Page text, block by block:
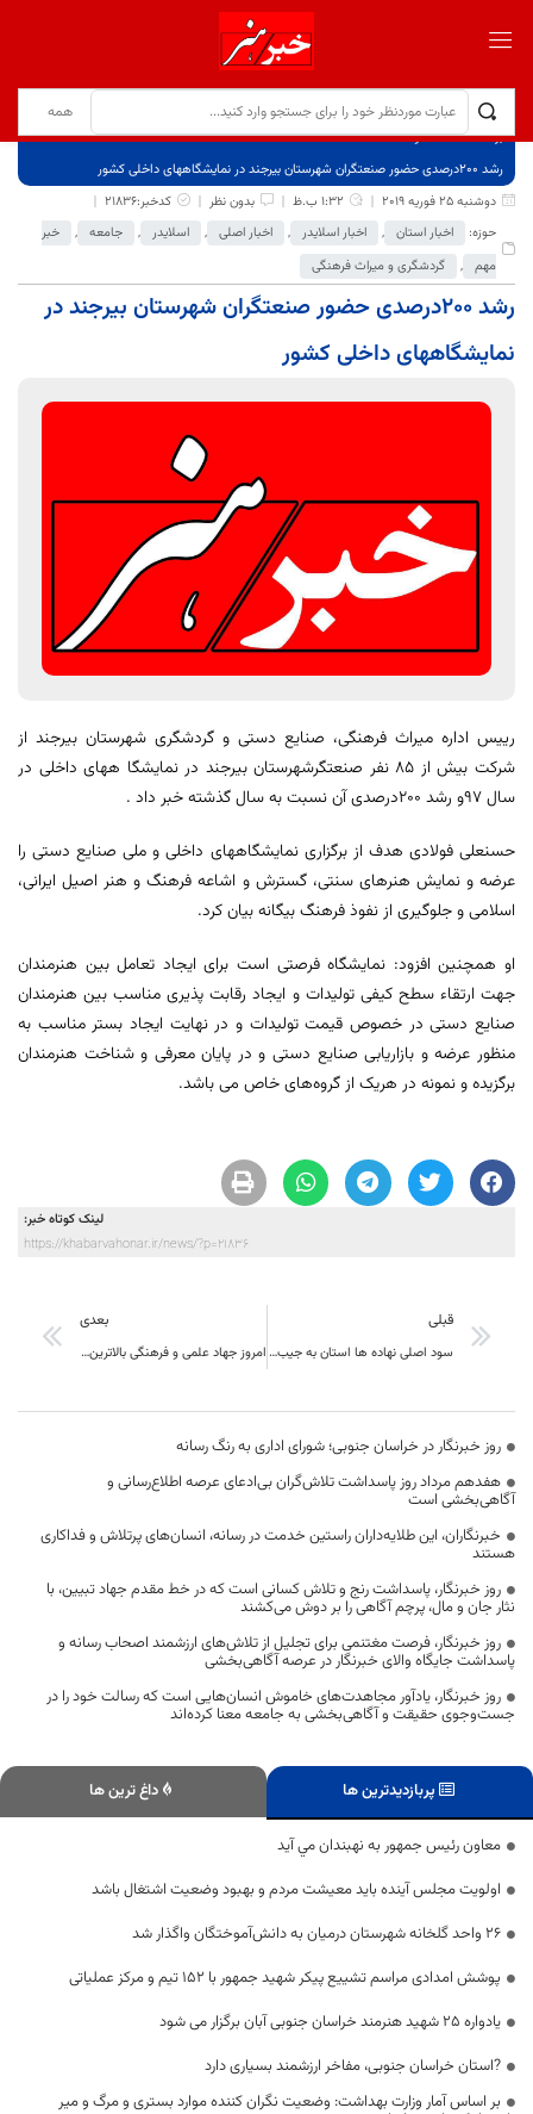
برگ نخست
نوشته‌ها
رشد 200درصدی حضور صنعتگران شهرستان بیرجند در نمایشگاههای داخلی کشور
دوشنبه 25 فوریه 2019
1:32 ب.ظ بدون نظر
کدخبر:21836
حوزه:
اخبار استان , اخبار اسلایدر , اخبار اصلی , اسلایدر , جامعه ,
خبر
مهم , گردشگری و میراث فرهنگی
رشد 200درصدی حضور صنعتگران شهرستان بیرجند در
نمایشگاههای داخلی کشور
رییس اداره میراث فرهنگی، صنایع دستی و گردشگری شهرستان بیرجند از
شرکت بیش از 85 نفر صنعتگرشهرستان بیرجند در نمایشگا ههای داخلی در
سال 97و رشد 200درصدی آن نسبت به سال گذشته خبر داد .
حسنعلی فولادی هدف از برگزاری نمایشگاههای داخلی و ملی صنایع دستی را
عرضه و نمایش هنرهای سنتی، گسترش و اشاعه فرهنگ و هنر اصیل ایرانی،
اسلامی و جلوگیری از نفوذ فرهنگ بیگانه بیان کرد.
او همچنین افزود: نمایشگاه فرصتی است برای ایجاد تعامل بین هنرمندان
جهت ارتقاء سطح کیفی تولیدات و ایجاد رقابت پذیری مناسب بین هنرمندان
صنایع دستی در خصوص قیمت تولیدات و در نهایت ایجاد بستر مناسب به
منظور عرضه و بازاریابی صنایع دستی و در پایان معرفی و شناخت هنرمندان
برگزیده و نمونه در هریک از گروه‌های خاص می باشد.
لینک کوتاه خبر:
https://khabarvahonar.ir/news/?p=21836
قبلی
سود اصلی نهاده ها استان به جیب واسطه ها می رود
بعدی
امروز جهاد علمی و فرهنگی بالاترین ارزش را دارد.
روز خبرنگار در خراسان جنوبی؛ شورای اداری به رنگ رسانه
هفدهم مرداد روز پاسداشت تلاش‌گران بی‌ادعای عرصه اطلاع‌رسانی و
آگاهی‌بخشی است
خبرنگاران، این طلایه‌داران راستین خدمت در رسانه، انسان‌های پرتلاش و فداکاری
هستند
روز خبرنگار، پاسداشت رنج و تلاش کسانی است که در خط مقدم جهاد تبیین، با
نثار جان و مال، پرچم آگاهی را بر دوش می‌کشند
روز خبرنگار، فرصت مغتنمی برای تجلیل از تلاش‌های ارزشمند اصحاب رسانه و
پاسداشت جایگاه والای خبرنگار در عرصه آگاهی‌بخشی
روز خبرنگار، یادآور مجاهدت‌های خاموش انسان‌هایی است که رسالت خود را در
جست‌وجوی حقیقت و آگاهی‌بخشی به جامعه معنا کرده‌اند
پربازدیدترین ها داغ ترین ها
معاون رئيس جمهور به نهبندان مي آيد
اولویت مجلس آینده باید معیشت مردم و بهبود وضعیت اشتغال باشد
۲۶ واحد گلخانه شهرستان درمیان به دانش‌آموختگان واگذار شد
پوشش امدادی مراسم تشییع پیکر شهید جمهور با ۱۵۲ تیم و مرکز عملیاتی
یادواره ۲۵ شهید هنرمند خراسان جنوبی آبان برگزار می شود
?استان خراسان جنوبی، مفاخر ارزشمند بسیاری دارد
بر اساس آمار وزارت بهداشت: وضعیت نگران کننده موارد بستری و مرگ و میر